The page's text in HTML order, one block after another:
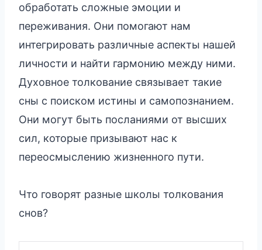
обработать сложные эмоции и
переживания. Они помогают нам
интегрировать различные аспекты нашей
личности и найти гармонию между ними.
Духовное толкование связывает такие
сны с поиском истины и самопознанием.
Они могут быть посланиями от высших
сил, которые призывают нас к
переосмыслению жизненного пути.
Что говорят разные школы толкования
снов?